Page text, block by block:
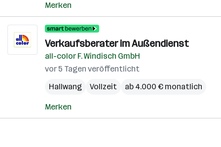
Merken
Verkaufsberater im Außendienst
all-color F. Windisch GmbH
vor 5 Tagen veröffentlicht
Hallwang
Vollzeit ab 4.000 € monatlich
Merken